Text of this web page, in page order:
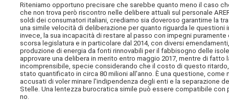
Riteniamo opportuno precisare che sarebbe quanto meno il caso
che non trova però riscontro nelle delibere attuali sul personale
soldi dei consumatori italiani, crediamo sia doveroso garantirne la
una simile velocità di deliberazione per quanto riguarda le
invece, la sua incapacità di restare al passo con impegni
scorsa legislatura e in particolare dal 2014, con diversi
produzione di energia da fonti rinnovabili per il fabbisogno delle
approvare una delibera in merito entro maggio 2017, mentre di
incomprensibile, specie considerando che il costo di questo
stato quantificato in circa 80 milioni all'anno. È una questione,
accusati di voler minare l'indipendenza degli enti e la separazione
Stelle. Una lentezza burocratica simile può essere compatibile
no.